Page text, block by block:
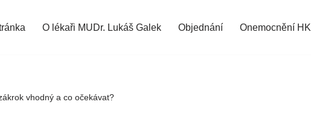
O lékaři MUDr. Lukáš Galek Objednání Onemocnění HK
vhodný a co očekávat?